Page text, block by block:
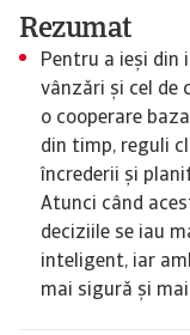
Rezumat
Pentru a ieși din
vânzări și cel de
o cooperare
din timp, reguli
încrederii și
Atunci când
deciziile se iau
inteligent, iar
mai sigură și